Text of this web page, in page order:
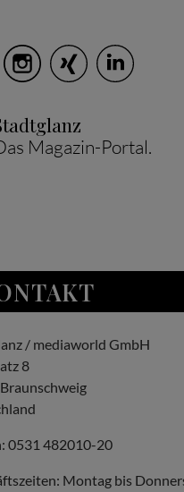
Magazin-Portal.
/ mediaworld GmbH
8
0531 482010-20
Montag bis